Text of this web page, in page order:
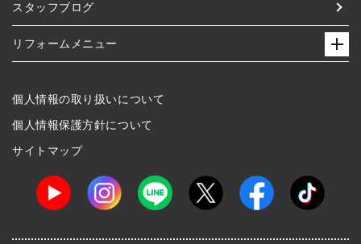
スタッフブログ
リフォームメニュー
個人情報の取り扱いについて
個人情報保護方針について
サイトマップ